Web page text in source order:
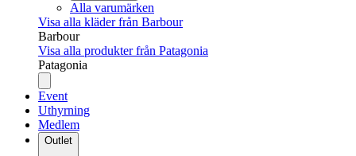
Alla varumärken
Visa alla kläder från Barbour
Barbour
Visa alla produkter från Patagonia
Patagonia
Event
Uthyrning
Medlem
Outlet